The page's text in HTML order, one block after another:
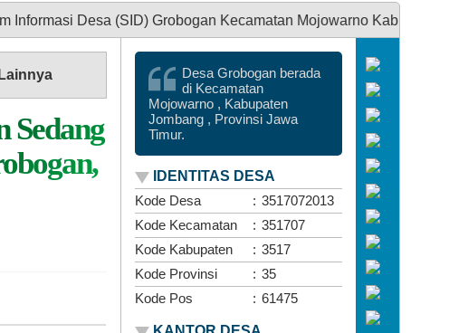
(SID) Grobogan Kecamatan Mojowarno Kabupaten Jombang |
Sedang
Desa Grobogan berada
di Kecamatan
Mojowarno , Kabupaten
Jombang , Provinsi Jawa
Timur.
IDENTITAS DESA
Kode Desa
: 3517072013
Kode Kecamatan
: 351707
Kode Kabupaten
: 3517
Kode Provinsi
: 35
Kode Pos
: 61475